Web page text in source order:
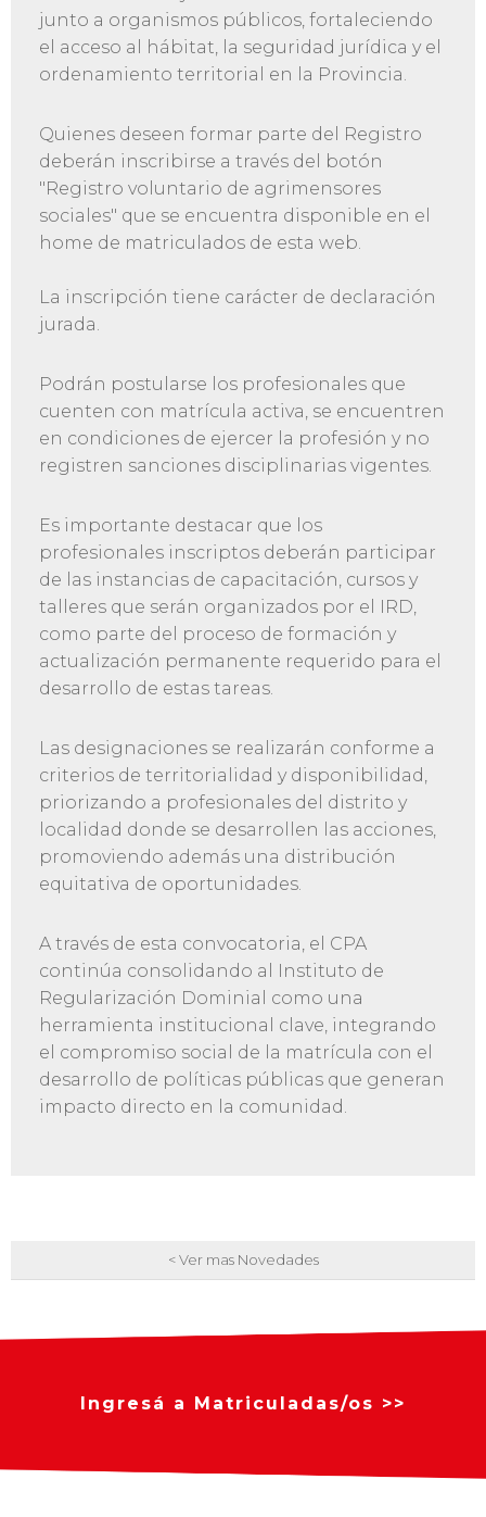
junto a organismos públicos, fortaleciendo
el acceso al hábitat, la seguridad jurídica y el
ordenamiento territorial en la Provincia.
Quienes deseen formar parte del Registro
deberán inscribirse a través del botón
"Registro voluntario de agrimensores
sociales" que se encuentra disponible en el
home de matriculados de esta web.
La inscripción tiene carácter de declaración
jurada.
Podrán postularse los profesionales que
cuenten con matrícula activa, se encuentren
en condiciones de ejercer la profesión y no
registren sanciones disciplinarias vigentes.
Es importante destacar que los
profesionales inscriptos deberán participar
de las instancias de capacitación, cursos y
talleres que serán organizados por el IRD,
como parte del proceso de formación y
actualización permanente requerido para el
desarrollo de estas tareas.
Las designaciones se realizarán conforme a
criterios de territorialidad y disponibilidad,
priorizando a profesionales del distrito y
localidad donde se desarrollen las acciones,
promoviendo además una distribución
equitativa de oportunidades.
A través de esta convocatoria, el CPA
continúa consolidando al Instituto de
Regularización Dominial como una
herramienta institucional clave, integrando
el compromiso social de la matrícula con el
desarrollo de políticas públicas que generan
impacto directo en la comunidad.
< Ver mas Novedades
Ingresá a Matriculadas/os >>